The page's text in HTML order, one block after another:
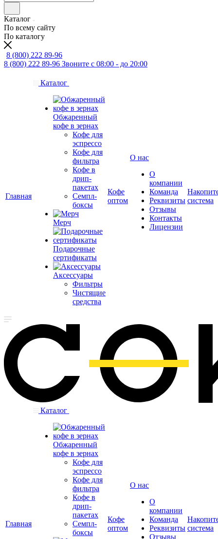
Каталог
По всему сайту
По каталогу
8 (800) 222 89-96
8 (800) 222 89-96 Звоните с 08:00 - до 20:00
Главная
Каталог
Обжаренный
кофе в зернах
Кофе для
эспрессо
Кофе для
фильтра
Кофе в
дрип-
пакетах
Семпл-
боксы
Мерч
Подарочные
сертификаты
Аксессуары
Фильтры
Чистящие
средства
Кофе
оптом
О нас
О
компании
Команда
Реквизиты
Отзывы
Контакты
Лицензии
система
Главная
Каталог
Обжаренный
кофе в зернах
Кофе для
эспрессо
Кофе для
фильтра
Кофе в
дрип-
пакетах
Семпл-
боксы
Кофе
оптом
О нас
О
компании
Команда
Реквизиты
Отзывы
система